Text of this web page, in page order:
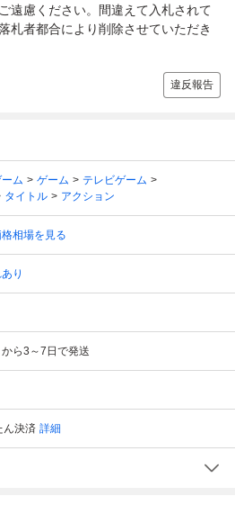
遠慮ください。間違えて入札されて
札者都合により削除させていただき
違反報告
ム ゲーム
テレビゲーム
タイトル アクション
相場を見る
り
ら3～7日で発送
ん決済 詳細